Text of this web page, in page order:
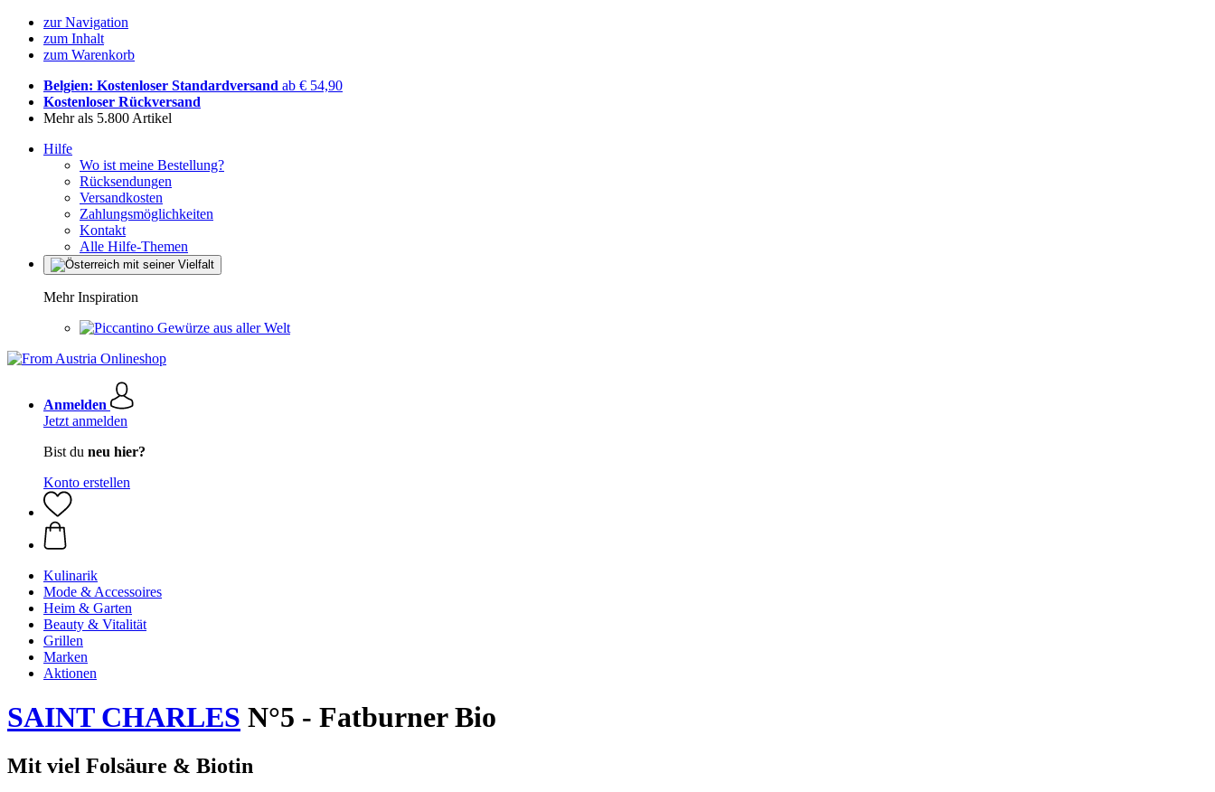
zur Navigation
zum Inhalt
zum Warenkorb
Belgien: Kostenloser Standardversand ab € 54,90
Kostenloser Rückversand
Mehr als 5.800 Artikel
Hilfe
Wo ist meine Bestellung?
Rücksendungen
Versandkosten
Zahlungsmöglichkeiten
Kontakt
Alle Hilfe-Themen
Mehr Inspiration
Gewürze aus aller Welt
Anmelden
Jetzt anmelden
Bist du neu hier?
Konto erstellen
Kulinarik
Mode & Accessoires
Heim & Garten
Beauty & Vitalität
Grillen
Marken
Aktionen
SAINT CHARLES N°5 - Fatburner Bio
Mit viel Folsäure & Biotin